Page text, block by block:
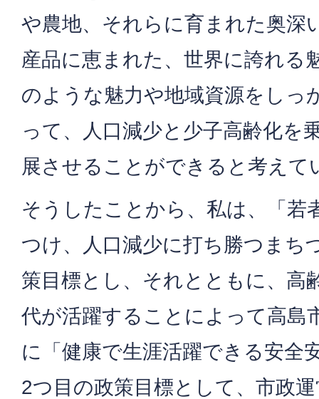
や農地、それらに育まれた奥深
産品に恵まれた、世界に誇れる
のような魅力や地域資源をしっ
って、人口減少と少子高齢化を
展させることができると考えて
そうしたことから、私は、「若
つけ、人口減少に打ち勝つまち
策目標とし、それとともに、高
代が活躍することによって高島
に「健康で生涯活躍できる安全
2つ目の政策目標として、市政